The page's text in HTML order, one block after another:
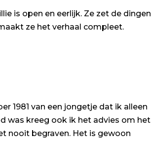
is open en eerlijk. Ze zet de dingen
ze het verhaal compleet.
1981 van een jongetje dat ik alleen
was kreeg ook ik het advies om het
nooit begraven. Het is gewoon